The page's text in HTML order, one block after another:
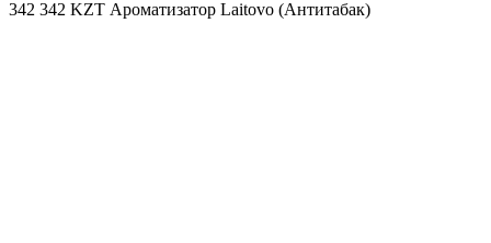
342 342 KZT Ароматизатор Laitovo (Антитабак)